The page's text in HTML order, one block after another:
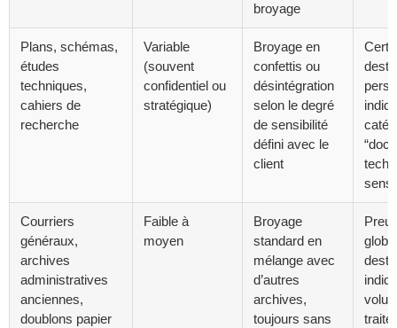
broyage
Plans, schémas,
études
techniques,
cahiers de
recherche
Variable
(souvent
confidentiel ou
stratégique)
Broyage en
confettis ou
désintégration
selon le degré
de sensibilité
défini avec le
client
Courriers
généraux,
archives
administratives
anciennes,
doublons papier
Faible à
moyen
Broyage
standard en
mélange avec
d’autres
archives,
toujours sans
traité